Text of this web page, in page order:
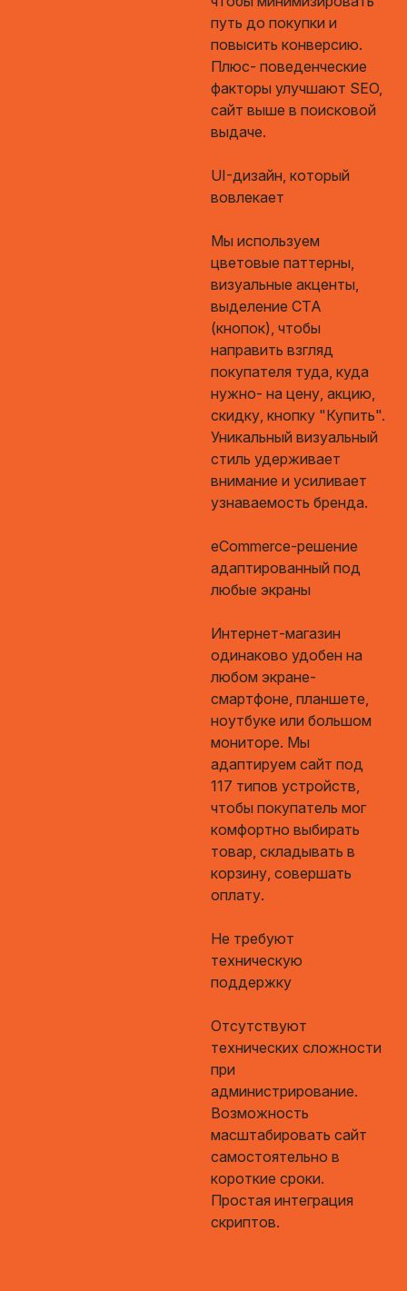
путь до покупки и
повысить конверсию.
Плюс- поведенческие
факторы улучшают SEO,
сайт выше в поисковой
выдаче.
UI-дизайн, который
вовлекает
Мы используем
цветовые паттерны,
визуальные акценты,
выделение CTA
(кнопок), чтобы
направить взгляд
покупателя туда, куда
нужно- на цену, акцию,
скидку, кнопку "Купить".
Уникальный визуальный
стиль удерживает
внимание и усиливает
узнаваемость бренда.
eCommerce-решение
адаптированный под
любые экраны
Интернет-магазин
одинаково удобен на
любом экране-
смартфоне, планшете,
ноутбуке или большом
мониторе. Мы
адаптируем сайт под
117 типов устройств,
чтобы покупатель мог
комфортно выбирать
товар, складывать в
корзину, совершать
оплату.
Не требуют
техническую
поддержку
Отсутствуют
технических сложности
при
администрирование.
Возможность
масштабировать сайт
самостоятельно в
короткие сроки.
Простая интеграция
скриптов.